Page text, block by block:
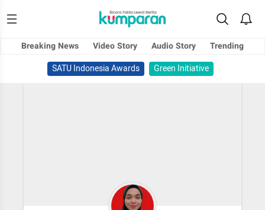
Breaking News Video Story Audio Story
Trending
SATU Indonesia Awards
Green Initiative